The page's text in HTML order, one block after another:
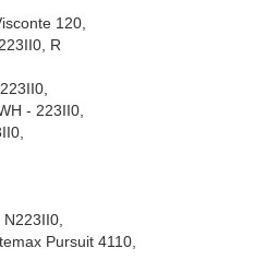
120,
R
- 223II0,
Pursuit 4110,